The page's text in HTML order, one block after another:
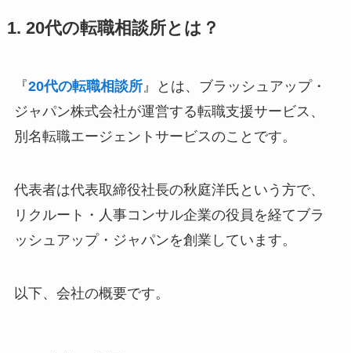
1. 20代の転職相談所とは？
『20代の転職相談所』とは、ブラッシュアップ・
ジャパン株式会社が運営する転職支援サービス、
別名転職エージェントサービスのことです。
代表者は代表取締役社長の秋庭洋氏という方で、
リクルート・人事コンサル企業の役員を経てブラ
ッシュアップ・ジャパンを創業しています。
以下、会社の概要です。